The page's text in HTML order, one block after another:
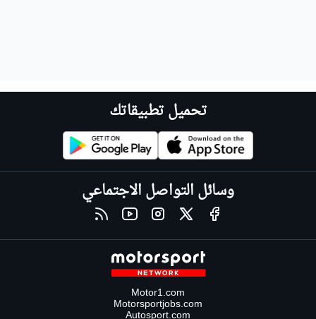
تحميل تطبيقاتك
وسائل التواصل الاجتماعي
Motor1.com
Motorsportjobs.com